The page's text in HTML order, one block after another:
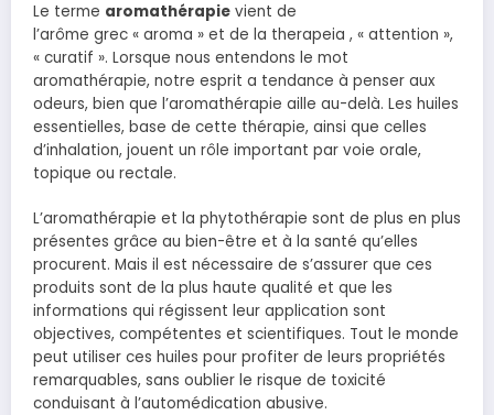
Le terme aromathérapie vient de
l’arôme grec « aroma » et de la therapeia , « attention »,
« curatif ». Lorsque nous entendons le mot
aromathérapie, notre esprit a tendance à penser aux
odeurs, bien que l’aromathérapie aille au-delà. Les huiles
essentielles, base de cette thérapie, ainsi que celles
d’inhalation, jouent un rôle important par voie orale,
topique ou rectale.
L’aromathérapie et la phytothérapie sont de plus en plus
présentes grâce au bien-être et à la santé qu’elles
procurent. Mais il est nécessaire de s’assurer que ces
produits sont de la plus haute qualité et que les
informations qui régissent leur application sont
objectives, compétentes et scientifiques. Tout le monde
peut utiliser ces huiles pour profiter de leurs propriétés
remarquables, sans oublier le risque de toxicité
conduisant à l’automédication abusive.